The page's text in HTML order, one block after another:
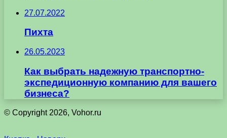
27.07.2022
Пихта
26.05.2023
Как выбрать надежную транспортно-
экспедиционную компанию для вашего
бизнеса?
© Copyright 2026, Vohor.ru